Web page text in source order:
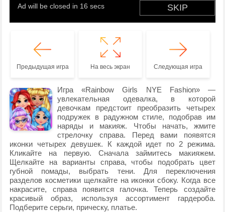
Предыдущая игра На весь экран Следующая игра
Игра «Rainbow Girls NYE Fashion» —
увлекательная одевалка, в которой
девочкам предстоит преобразить четырех
подружек в радужном стиле, подобрав им
наряды и макияж. Чтобы начать, жмите
стрелочку справа. Перед вами появятся
иконки четырех девушек. К каждой идет по 2 режима.
Кликайте на первую. Сначала займитесь макияжем.
Щелкайте на варианты справа, чтобы подобрать цвет
губной помады, выбрать тени. Для переключения
разделов косметики щелкайте на иконки сбоку. Когда все
накрасите, справа появится галочка. Теперь создайте
красивый образ, используя ассортимент гардероба.
Подберите серьги, прическу, платье.